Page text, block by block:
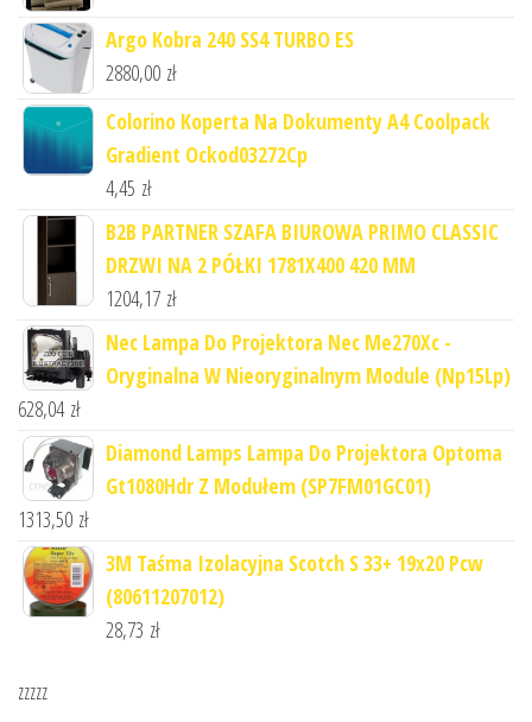
Argo Kobra 240 SS4 TURBO ES
2880,00 zł
Colorino Koperta Na Dokumenty A4 Coolpack
Gradient Ockod03272Cp
4,45 zł
B2B PARTNER SZAFA BIUROWA PRIMO CLASSIC
DRZWI NA 2 PÓŁKI 1781X400 420 MM
1204,17 zł
Nec Lampa Do Projektora Nec Me270Xc -
Oryginalna W Nieoryginalnym Module (Np15Lp)
628,04 zł
Diamond Lamps Lampa Do Projektora Optoma
Gt1080Hdr Z Modułem (SP7FM01GC01)
1313,50 zł
3M Taśma Izolacyjna Scotch S 33+ 19x20 Pcw
(80611207012)
28,73 zł
zzzzz